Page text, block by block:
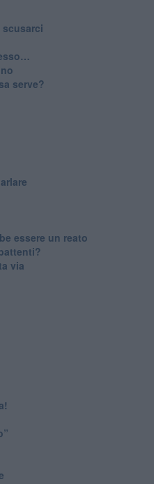
scusarci
serve?
essere un reato
via